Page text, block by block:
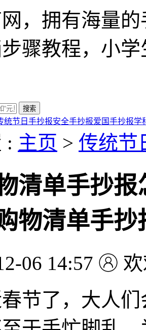
，拥有海量
骤教程，小
搜索
统节日手抄报安全手抄报爱国手抄报学
: 主页 > 传统节
清单手抄
物清单手抄
06 14:57
了，大人们